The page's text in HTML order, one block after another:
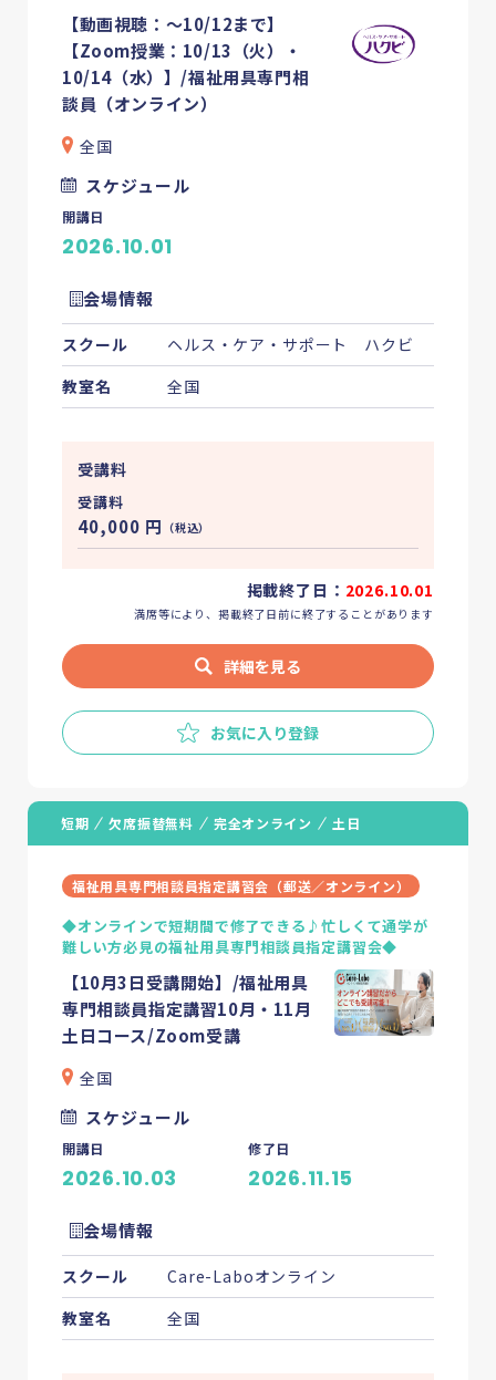
【動画視聴：～10/12まで】
【Zoom授業：10/13（火）・
10/14（水）】/福祉用具専門相
談員（オンライン）
全国
スケジュール
開講日
2026.10.01
会場情報
スクール
ヘルス・ケア・サポート ハクビ
教室名
全国
受講料
受講料
40,000 円 （税込）
掲載終了日： 2026.10.01
満席等により、掲載終了日前に終了することがあります
詳細を見る
お気に入り登録
短期 欠席振替無料 完全オンライン 土日
福祉用具専門相談員指定講習会（郵送／オンライン）
◆オンラインで短期間で修了できる♪忙しくて通学が
難しい方必見の福祉用具専門相談員指定講習会◆
【10月3日受講開始】/福祉用具
専門相談員指定講習10月・11月
土日コース/Zoom受講
全国
スケジュール
開講日
2026.10.03
修了日
2026.11.15
会場情報
スクール
Care-Laboオンライン
教室名
全国